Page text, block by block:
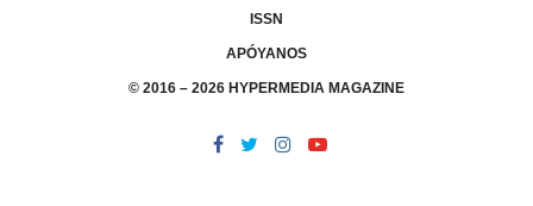
ISSN
APÓYANOS
© 2016 – 2026 HYPERMEDIA MAGAZINE